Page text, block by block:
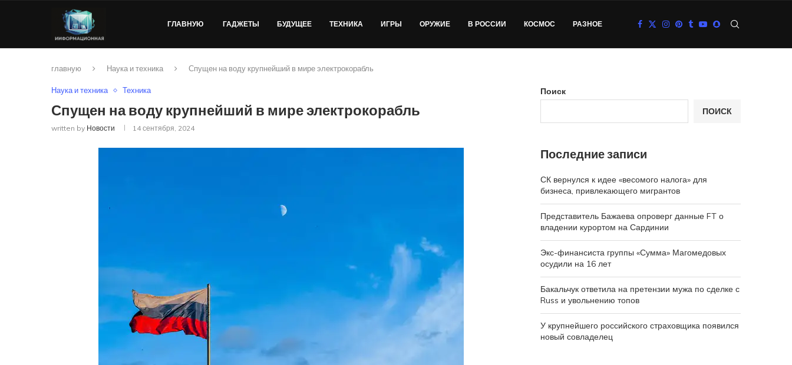
ГЛАВНУЮ ГАДЖЕТЫ БУДУЩЕЕ ТЕХНИКА ИГРЫ ОРУЖИЕ В РОССИИ КОСМОС РАЗНОЕ
главную Наука и техника Спущен на воду крупнейший в мире электрокорабль
Наука и техника Техника
Спущен на воду крупнейший в мире электрокорабль
written by Новости 14 сентября, 2024
Поиск
ПОИСК
Последние записи
СК вернулся к идее «весомого налога» для
бизнеса, привлекающего мигрантов
Представитель Бажаева опроверг данные FT о
владении курортом на Сардинии
Экс-финансиста группы «Сумма» Магомедовых
осудили на 16 лет
Бакальчук ответила на претензии мужа по сделке с
Russ и увольнению топов
У крупнейшего российского страховщика появился
новый совладелец